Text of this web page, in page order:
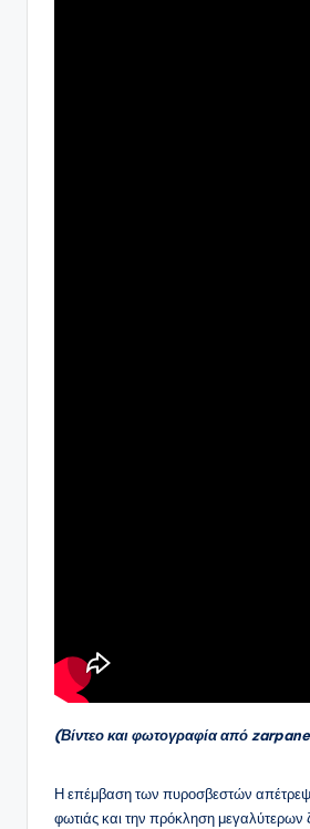
(Βίντεο και φωτογραφία από
Η επέμβαση των πυροσβεστών
φωτιάς και την πρόκληση μεγαλύτερων